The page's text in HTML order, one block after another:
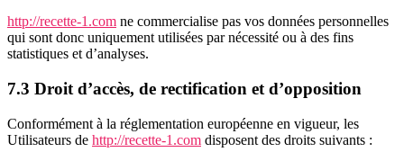
http://recette-1.com ne commercialise pas vos données personnelles
qui sont donc uniquement utilisées par nécessité ou à des fins
statistiques et d’analyses.
7.3 Droit d’accès, de rectification et d’opposition
Conformément à la réglementation européenne en vigueur, les
Utilisateurs de http://recette-1.com disposent des droits suivants :